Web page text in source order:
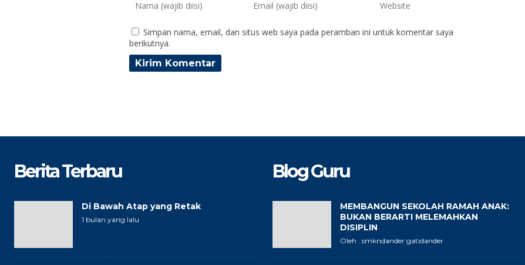
Simpan nama, email, dan situs web saya pada peramban ini untuk komentar saya
berikutnya.
Berita Terbaru
Di Bawah Atap yang Retak
1 bulan yang lalu
Blog Guru
MEMBANGUN SEKOLAH RAMAH ANAK:
BUKAN BERARTI MELEMAHKAN
DISIPLIN
Oleh : smkndander gatidander